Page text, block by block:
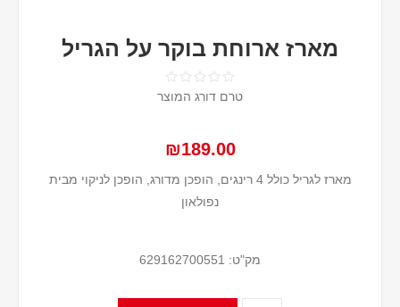
מארז ארוחת בוקר על הגריל
טרם דורג המוצר
₪189.00
מארז לגריל כולל 4 רינגים, הופכן מדורג, הופכן לניקוי מבית
נפולאון
מק"ט: 629162700551